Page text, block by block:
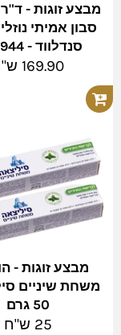
מבצע זוגות -
סבון אמיתי
סנדלווד - 944 מ"ל
מחיר
169.90 ש"ח
מבצע זוגות -
משחת שיניים
50 גרם
מחיר
25 ש"ח